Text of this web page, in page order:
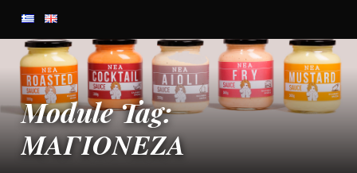
Introduction
Module Tag:
ΜΑΓΙΟΝΕΖΑ